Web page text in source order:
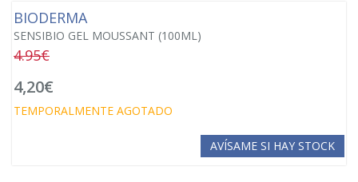
BIODERMA
SENSIBIO GEL MOUSSANT (100ML)
4.95€
4,20€
TEMPORALMENTE AGOTADO
AVÍSAME SI HAY STOCK